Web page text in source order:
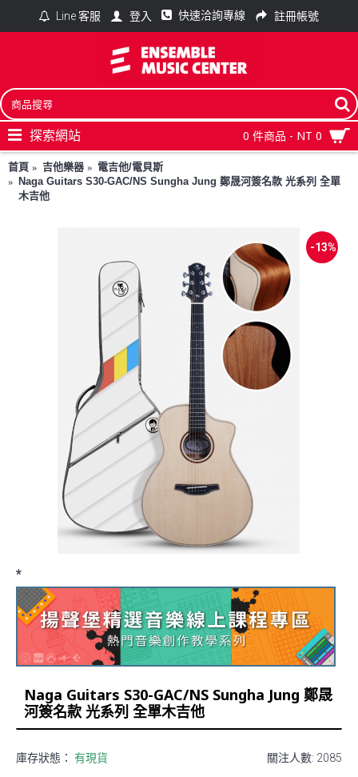
Line 客服 登入 快速洽詢專線 註冊帳號
0 件商品 - NT 0
探索網站
首頁 吉他樂器
電吉他/電貝斯
Naga Guitars S30-GAC/NS Sungha Jung 鄭晟河簽名款 光系列 全單
木吉他
-13%
*
Naga Guitars S30-GAC/NS Sungha Jung 鄭晟
河簽名款 光系列 全單木吉他
關注人數: 2085
庫存狀態： 有現貨